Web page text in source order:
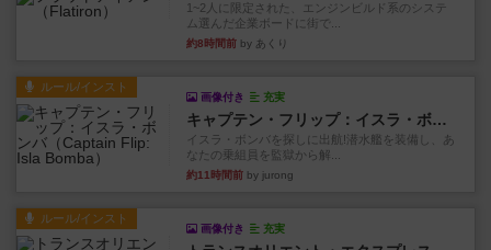
1~2人に限定された、エンジンビルド系のシステ
ム選んだ企業ボードに街で...
約8時間前 by あくり
ルール/インスト
画像付き 充実
キャプテン・フリップ：イスラ・ボンバ
イスラ・ボンバを探しに出航!潜水艦を装備し、あ
なたの乗組員を監獄から解...
約11時間前 by jurong
ルール/インスト
画像付き 充実